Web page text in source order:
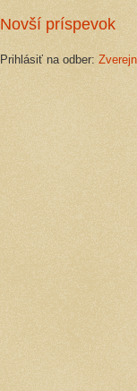
Novší príspevok
Prihlásiť na odber: